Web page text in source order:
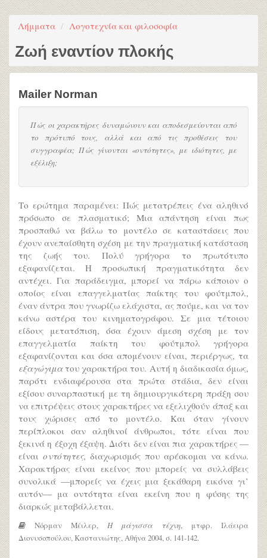
Λήμματα Λογοτεχνία και φιλοσοφία
Ζωή εναντίον πλοκής
Mailer Norman
Πώς οι χαρακτήρες δυναμώνουν και αποδεσμεύονται από
το πρότυπό τους, αλλά και από τις προθέσεις του
συγγραφέα; Πώς γίνονται «οντότητες», με ιδιότητες, με
εξέλιξη;
Το ερώτημα παραμένει: Πώς μετατρέπεις ένα αληθινό
πρόσωπο σε πλασματικό; Μια απάντηση είναι πως
προσπαθώ να βάλω το μοντέλο σε καταστάσεις που
έχουν ανεπαίσθητη σχέση με την πραγματική κατάσταση
της ζωής του. Πολύ γρήγορα το πρωτότυπο
εξαφανίζεται. Η προσωπική πραγματικότητα δεν
αντέχει. Για παράδειγμα, μπορεί να πάρω κάποιον ο
οποίος είναι επαγγελματίας παίκτης του φούτμπολ,
έναν άντρα που γνωρίζω ελάχιστα, ας πούμε, και να τον
κάνω αστέρα του κινηματογράφου. Σε μια τέτοιου
είδους μετατόπιση, όσα έχουν άμεση σχέση με τον
επαγγελματία παίκτη του φούτμπολ γρήγορα
εξαφανίζονται και όσα απομένουν είναι, περιέργως, τα
εξαγώγιματου χαρακτήρα του. Αυτή η διαδικασία όμως,
παρότι ενδιαφέρουσα στα πρώτα στάδια, δεν είναι
εξίσου συναρπαστική με τη δημιουργικότερη πράξη σου
να επιτρέψεις στους χαρακτήρες να εξελιχθούν άπαξ και
τους χώρισες από το μοντέλο. Και όταν γίνουν
περίπλοκοι σαν αληθινοί άνθρωποι, τότε είναι που
ξεκινά η έξοχη έξαψη. Διότι δεν είναι πια χαρακτήρες —
είναι οντότητες, διαχωρισμός που αρέσκομαι να κάνω.
Χαρακτήρας είναι εκείνος που μπορείς να συλλάβεις
συνολικά —μπορείς να έχεις μια ξεκάθαρη εικόνα γι’
αυτόν— μα οντότητα είναι εκείνη που η φύσης της
διαρκώς μεταβάλλεται.
Νόρμαν Μέιλερ, Η μάγισσα τέχνη, μτφρ. Ιλάειρα
Διονυσοπούλου, Καστανιώτης, Αθήνα 2004, σ. 141-142.